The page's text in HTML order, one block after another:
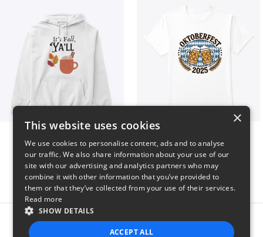
$41 $41
Report this product
×
This website uses cookies
We use cookies to personalise content, ads and to analyse
our traffic. We also share information about your use of our
site with our advertising and analytics partners who may
combine it with other information that you’ve provided to
them or that they’ve collected from your use of their services.
Read more
SHOW DETAILS
ACCEPT ALL